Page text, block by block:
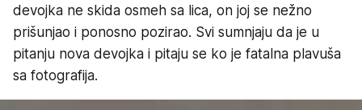
devojka ne skida osmeh sa lica, on joj se nežno
prišunjao i ponosno pozirao. Svi sumnjaju da je u
pitanju nova devojka i pitaju se ko je fatalna plavuša
sa fotografija.